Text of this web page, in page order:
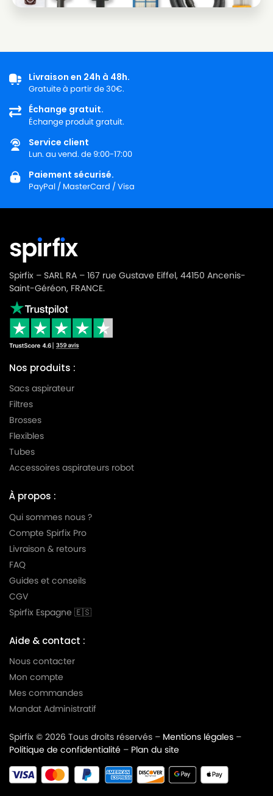
BOSCH
BOSCH CASA 10 à CASA 19
BOSCH
BOSCH CASA BSD 1200
BOSCH
BOSCH COMPACTA
BOSCH
BOSCH COMPRESSOR TECHNOLOGY
BOSCH
BOSCH E
BOSCH
BOSCH FILTER PRO ANIMAL HAIR
BOSCH
BOSCH FORMULA
BOSCH
BOSCH
BOSCH
BOSCH FORMULA HYGIENIXX
BOSCH
BOSCH FORMULA POWERMAXX
BOSCH
BOSCH FORMULA PRO
BOSCH
BOSCH
BOSCH
BOSCH
BOSCH
BOSCH GL 30 BGL 3….
BOSCH
BOSCH
BOSCH GL 40 BSGL 40000 à GL 40 BSGL
BOSCH
BOSCH
BOSCH GL 45 PROSILENCE
BOSCH
BOSCH GL 50 BSGL 5216 gb
BOSCH
BOSCH GL 50 BSGL 5225 GB
BOSCH
BOSCH
BOSCH IN'GENIUS
BOSCH
BOSCH JUNIOR C 600
BOSCH
BOSCH LOGO
Livraison en 24h à 48h.
Gratuite à partir de 30€.
Échange gratuit.
Échange produit gratuit.
Service client
Lun. au vend. de 9:00-17:00
Paiement sécurisé.
PayPal / MasterCard / Visa
Spirfix – SARL RA – 167 rue Gustave Eiffel, 44150 Ancenis-
Saint-Géréon, FRANCE.
Nos produits :
Sacs aspirateur
Filtres
Brosses
Flexibles
Tubes
Accessoires aspirateurs robot
À propos :
Qui sommes nous ?
Compte Spirfix Pro
Livraison & retours
FAQ
Guides et conseils
CGV
Spirfix Espagne 🇪🇸
Aide & contact :
Nous contacter
Mon compte
Mes commandes
Mandat Administratif
Spirfix © 2026 Tous droits réservés – Mentions légales –
Politique de confidentialité – Plan du site